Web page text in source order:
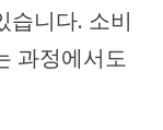
습니다. 소비
과정에서도